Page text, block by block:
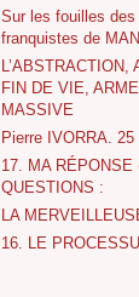
Sur les fouilles
franquistes de
L’ABSTRACTION,
FIN DE VIE,
MASSIVE
Pierre IVORRA.
17. MA
QUESTIONS :
LA
16. LE